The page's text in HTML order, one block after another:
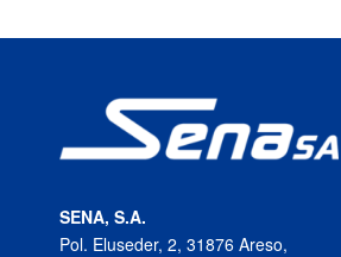
SENA, S.A.
Pol. Eluseder, 2, 31876 Areso,